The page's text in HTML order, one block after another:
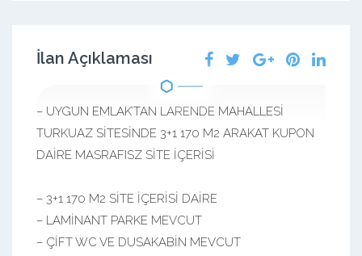
İlan Açıklaması
– UYGUN EMLAK’TAN LARENDE MAHALLESİ
TURKUAZ SİTESİNDE 3+1 170 M2 ARAKAT KUPON
DAİRE MASRAFISZ SİTE İÇERİSİ
– 3+1 170 M2 SİTE İÇERİSİ DAİRE
– LAMİNANT PARKE MEVCUT
– ÇİFT WC VE DUSAKABİN MEVCUT